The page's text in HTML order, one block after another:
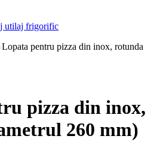
utilaj frigorific
Lopata pentru pizza din inox, rotunda
pizza din inox,
260 mm)